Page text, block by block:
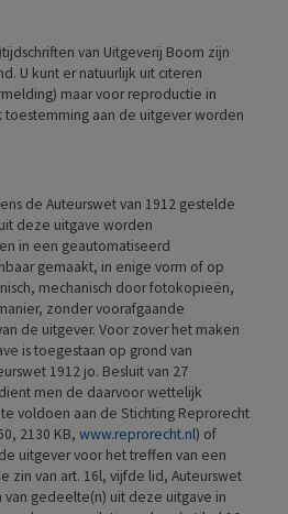
van Uitgeverij Boom zijn
U kunt er natuurlijk uit citeren
maar voor reproductie in
aan de uitgever worden
de Auteurswet van 1912 gestelde
deze uitgave worden
in een geautomatiseerd
gemaakt, in enige vorm of op
mechanisch door fotokopieën,
zonder voorafgaande
de uitgever. Voor zover het maken
is toegestaan op grond van
1912 jo. Besluit van 27
men de daarvoor wettelijk
voldoen aan de Stichting Reprorecht
2130 KB, www.reprorecht.nl) of
uitgever voor het treffen van een
zin van art. 16l, vijfde lid, Auteurswet
van gedeelte(n) uit deze uitgave in